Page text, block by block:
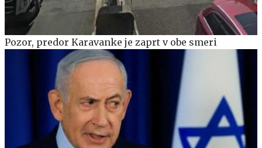
Pozor, predor Karavanke je zaprt v obe smeri